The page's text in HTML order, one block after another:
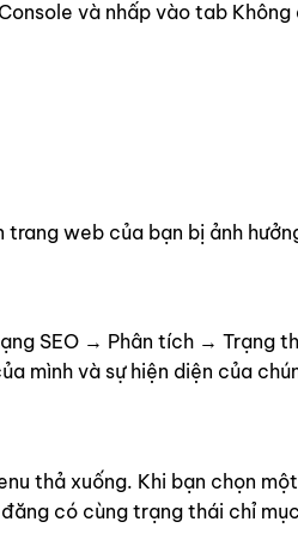
và nhấp vào tab
web của bạn bị ảnh
SEO → Phân tích → Trạng
mình và sự hiện diện của
thả xuống. Khi bạn chọn
có cùng trạng thái chỉ